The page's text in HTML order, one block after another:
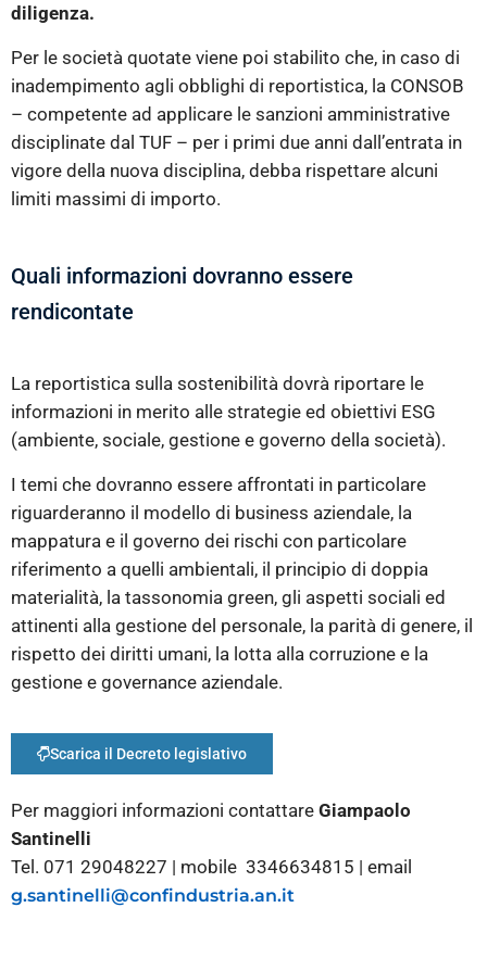
diligenza.
Per le società quotate viene poi stabilito che, in caso di
inadempimento agli obblighi di reportistica, la CONSOB
– competente ad applicare le sanzioni amministrative
disciplinate dal TUF – per i primi due anni dall’entrata in
vigore della nuova disciplina, debba rispettare alcuni
limiti massimi di importo.
Quali informazioni dovranno essere
rendicontate
La reportistica sulla sostenibilità dovrà riportare le
informazioni in merito alle strategie ed obiettivi ESG
(ambiente, sociale, gestione e governo della società).
I temi che dovranno essere affrontati in particolare
riguarderanno il modello di business aziendale, la
mappatura e il governo dei rischi con particolare
riferimento a quelli ambientali, il principio di doppia
materialità, la tassonomia green, gli aspetti sociali ed
attinenti alla gestione del personale, la parità di genere, il
rispetto dei diritti umani, la lotta alla corruzione e la
gestione e governance aziendale.
Scarica il Decreto legislativo
Per maggiori informazioni contattare Giampaolo
Santinelli
Tel. 071 29048227 | mobile 3346634815 | email
g.santinelli@confindustria.an.it